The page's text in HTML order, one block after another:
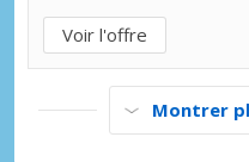
Voir l'offre
Montrer